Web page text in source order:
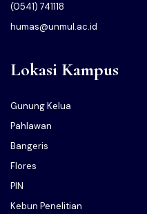
(0541) 741118
humas@unmul.ac.id
Lokasi Kampus
Gunung Kelua
Pahlawan
Bangeris
Flores
PIN
Kebun Penelitian